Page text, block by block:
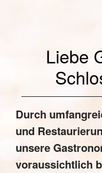
Liebe
Durch
und
unsere
voraussichtlich